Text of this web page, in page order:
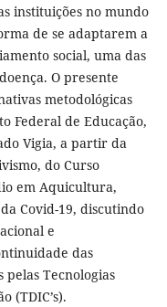
instituições no mundo
de se adaptarem a
social, uma das
O presente
metodológicas
Federal de Educação,
Vigia, a partir da
do Curso
em Aquicultura,
Covid-19, discutindo
e
das
Tecnologias
(TDIC’s).